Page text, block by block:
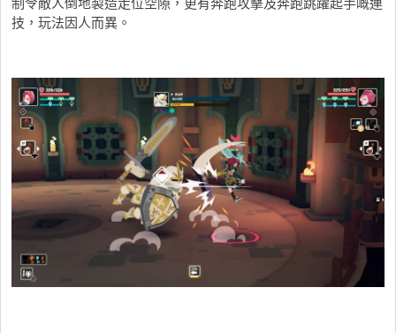
技，玩法因人而異。